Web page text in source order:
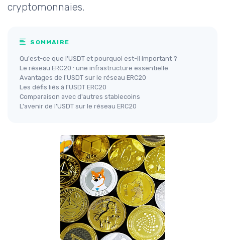
cryptomonnaies.
SOMMAIRE
Qu'est-ce que l'USDT et pourquoi est-il important ?
Le réseau ERC20 : une infrastructure essentielle
Avantages de l'USDT sur le réseau ERC20
Les défis liés à l'USDT ERC20
Comparaison avec d'autres stablecoins
L'avenir de l'USDT sur le réseau ERC20